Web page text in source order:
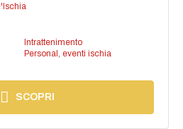
Intrattenimento
Personal, eventi ischia
SCOPRI